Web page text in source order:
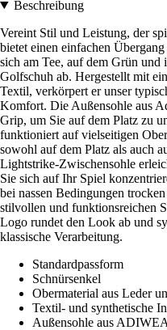
Beschreibung
Vereint Stil und Leistung, der
bietet einen einfachen
sich am Tee, auf dem Grün und
Golfschuh ab. Hergestellt mit
Textil, verkörpert er unser
Komfort. Die Außensohle aus
Grip, um Sie auf dem Platz zu
funktioniert auf vielseitigen
sowohl auf dem Platz als auch
Lightstrike-Zwischensohle
Sie sich auf Ihr Spiel
bei nassen Bedingungen
stilvollen und funktionsreichen
Logo rundet den Look ab und
klassische Verarbeitung.
Standardpassform
Schnürsenkel
Obermaterial aus Leder
Textil- und synthetische
Außensohle aus